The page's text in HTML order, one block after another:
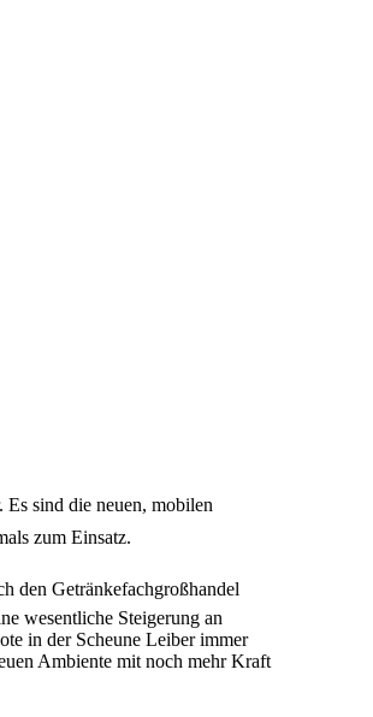
Es sind die neuen, mobilen
zum Einsatz.
den Getränkefachgroßhandel
wesentliche Steigerung an
in der Scheune Leiber immer
Ambiente mit noch mehr Kraft